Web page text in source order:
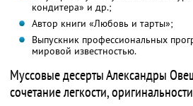
кондитера» и др.;
Автор книги «Любовь и тарты»;
Выпускник профессиональных
мировой известностью.
Муссовые десерты Александры
сочетание легкости,